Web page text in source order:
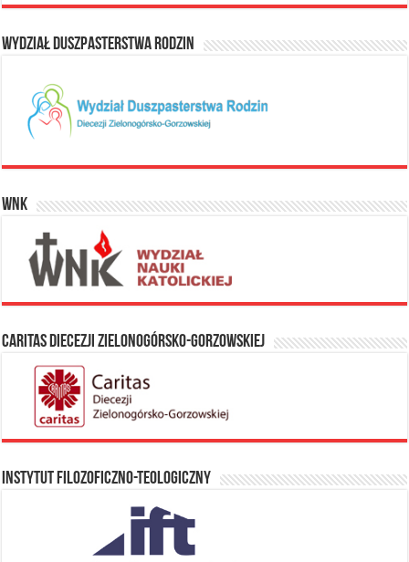
Wydział Duszpasterstwa Rodzin
WNK
Caritas Diecezji Zielonogórsko-Gorzowskiej
Instytut Filozoficzno-Teologiczny